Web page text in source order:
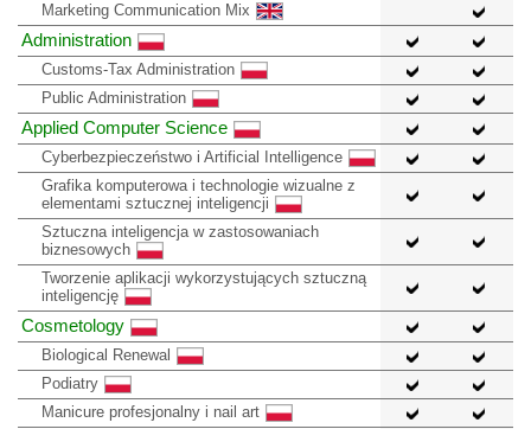
Marketing Communication Mix
Administration
Customs-Tax Administration
Public Administration
Applied Computer Science
Cyberbezpieczeństwo i Artificial Intelligence
Grafika komputerowa i technologie wizualne z
elementami sztucznej inteligencji
Sztuczna inteligencja w zastosowaniach
biznesowych
Tworzenie aplikacji wykorzystujących sztuczną
inteligencję
Cosmetology
Biological Renewal
Podiatry
Manicure profesjonalny i nail art